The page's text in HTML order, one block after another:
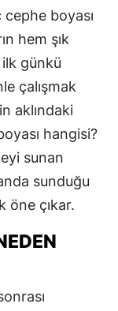
boyası
hem şık
günkü
çalışmak
aklındaki
hangisi?
sunan
sunduğu
öne çıkar.